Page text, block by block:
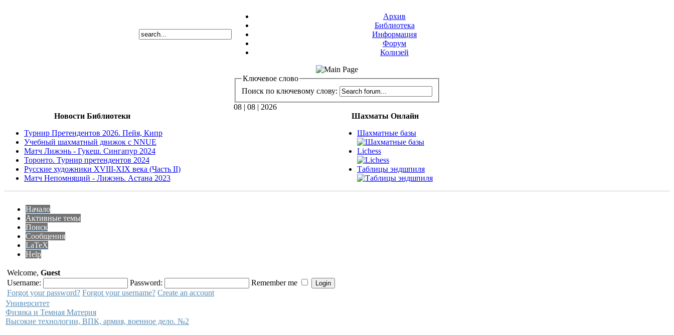
Архив
Библиотека
Информация
Форум
Колизей
Ключевое слово
Поиск по ключевому слову:
08 | 08 | 2026
Новости Библиотеки
Турнир Претендентов 2026. Пейя, Кипр
Учебный шахматный движок с NNUE
Матч Лижэнь - Гукеш. Сингапур 2024
Торонто. Турнир претендентов 2024
Русские художники XVIII-XIX века (Часть II)
Матч Непомнящий - Лижэнь. Астана 2023
Шахматы Онлайн
Шахматные базы
Lichess
Таблицы эндшпиля
Начало
Активные темы
Поиск
Сообщения
LaTeX
Help
Welcome, Guest
Username:
Password:
Remember me
Forgot your password? Forgot your username? Create an account
Университет
Физика и Темная Материя
Высокие технологии, ВПК, армия, военное дело. №2